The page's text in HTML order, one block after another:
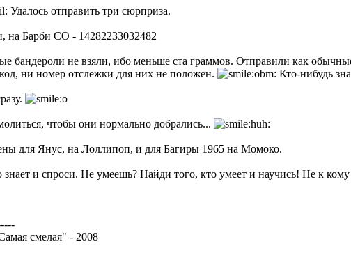
Удалось отправить три сюрприза.
на Барби СО - 14282233032482
бандероли не взяли, ибо меньше ста граммов. Отправили как
ни номер отслежки для них не положен.
Кто-нибудь
чтобы они нормально добрались...
для Янус, на Лоллипоп, и для Багиры 1965 на Момоко.
и спроси. Не умеешь? Найди того, кто умеет и научись! Не к
смелая" - 2008